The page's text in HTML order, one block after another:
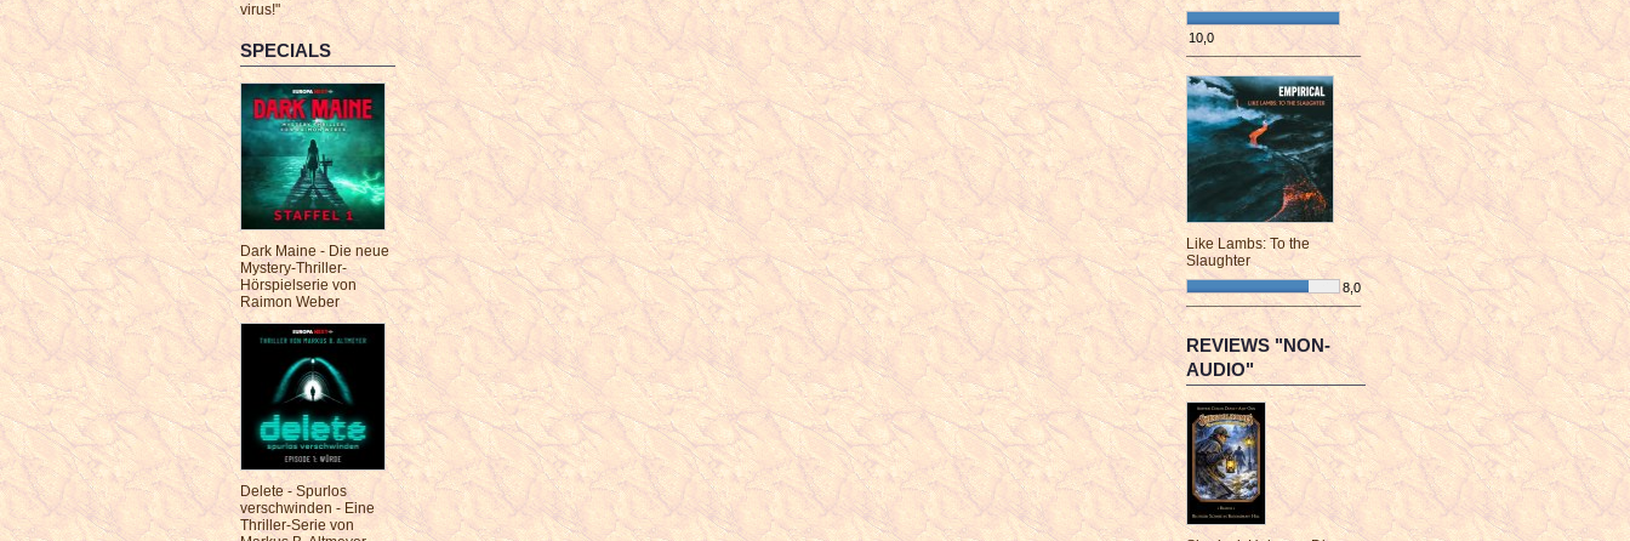
virus!"
SPECIALS
Dark Maine - Die neue
Mystery-Thriller-
Hörspielserie von
Raimon Weber
Delete - Spurlos
verschwinden - Eine
Thriller-Serie von
10,0
¯¯¯¯¯¯¯¯¯¯¯¯¯¯¯¯¯¯¯¯¯¯¯¯
Like Lambs: To the
Slaughter
8,0
¯¯¯¯¯¯¯¯¯¯¯¯¯¯¯¯¯¯¯¯¯¯¯¯
REVIEWS "NON-
AUDIO"